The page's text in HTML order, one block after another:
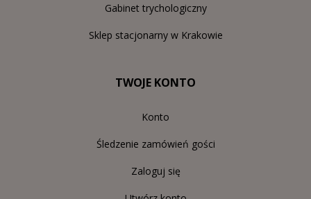
Gabinet trychologiczny
Sklep stacjonarny w Krakowie
TWOJE KONTO
Konto
Śledzenie zamówień gości
Zaloguj się